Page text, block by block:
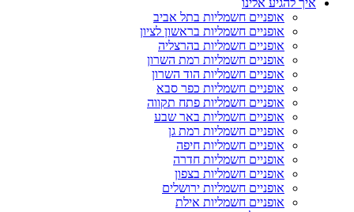
איך להגיע אלינו
אופניים חשמליות בתל אביב
אופניים חשמליות בראשון לציון
אופניים חשמליות בהרצליה
אופניים חשמליות רמת השרון
אופניים חשמליות הוד השרון
אופניים חשמליות כפר סבא
אופניים חשמליות פתח תקווה
אופניים חשמליות באר שבע
אופניים חשמליות רמת גן
אופניים חשמליות חיפה
אופניים חשמליות חדרה
אופניים חשמליות בצפון
אופניים חשמליות ירושלים
אופניים חשמליות אילת